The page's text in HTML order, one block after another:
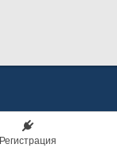
Регистрация